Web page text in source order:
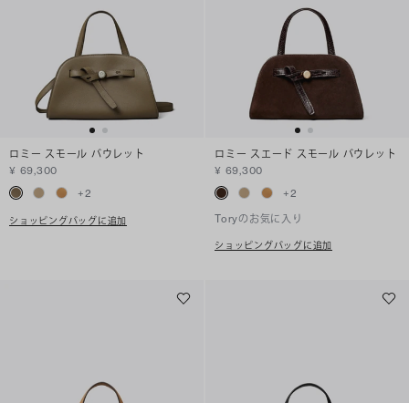
ロミー スモール バウレット
¥ 69,300
+2
ショッピングバッグに追加
ロミー スエード スモール バウレット
¥ 69,300
+2
Toryのお気に入り
ショッピングバッグに追加